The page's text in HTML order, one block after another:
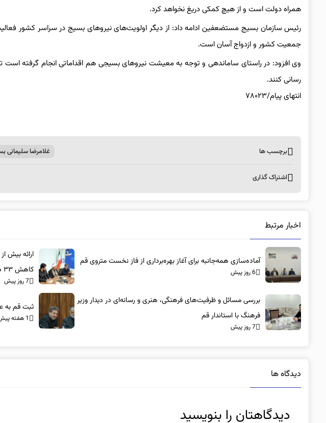
همراه دولت است و از هیچ کمکی دریغ نخواهد کرد.
رئیس سازمان بسیج مستضعفین ادامه داد: از دیگر اولویت‌های نیروهای بسیج در سراسر کشور
جمعیت کشور و ازدواج آسان است.
وی افزود: در راستای ساماندهی و توجه به معیشت نیروهای بسیجی هم اقداماتی انجام گرفته است
رسانی کنند.
انتهای پیام/۷۸۰۲۳
برچسب ها غلامرضا سلیمانی
اشتراک گذاری
اخبار مرتبط
آماده‌سازی همه‌جانبه برای آغاز بهره‌برداری از فاز نخست متروی قم
6 روز پیش
کاهش ۳۳ درصدی شکایات
7 روز پیش
بررسی مسائل و ظرفیت‌های فرهنگی، هنری و رسانه‌ای در دیدار وزیر
فرهنگ با استاندار قم
7 روز پیش
ثبت قم به
1 هفته پیش
دیدگاه ها
دیدگاهتان را بنویسید